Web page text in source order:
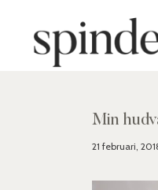
Min
21 februari,